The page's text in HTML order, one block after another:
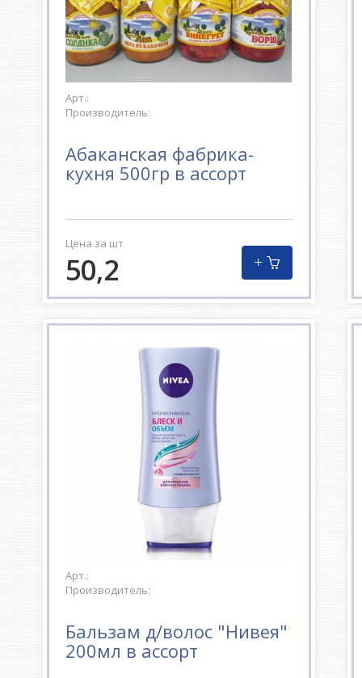
Арт.:
Производитель:
Абаканская фабрика-
кухня 500гр в ассорт
Цена за шт
50,2
Арт.:
Производитель:
Бальзам д/волос "Нивея"
200мл в ассорт